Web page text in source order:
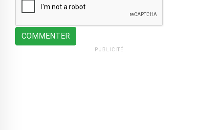
COMMENTER
PUBLICITÉ